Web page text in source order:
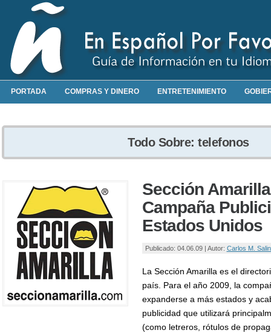
PORTADA COMPRAS Y DINERO ENTRETENIMIENTO
Todo Sobre: telefonos
Sección
Campaña
Estados Unidos
Publicado: 04.06.09 | Autor: Carlos M.
La Sección Amarilla es el
país. Para el año 2009, la
expanderse a más estados y
publicidad que utilizará
(como letreros, rótulos de